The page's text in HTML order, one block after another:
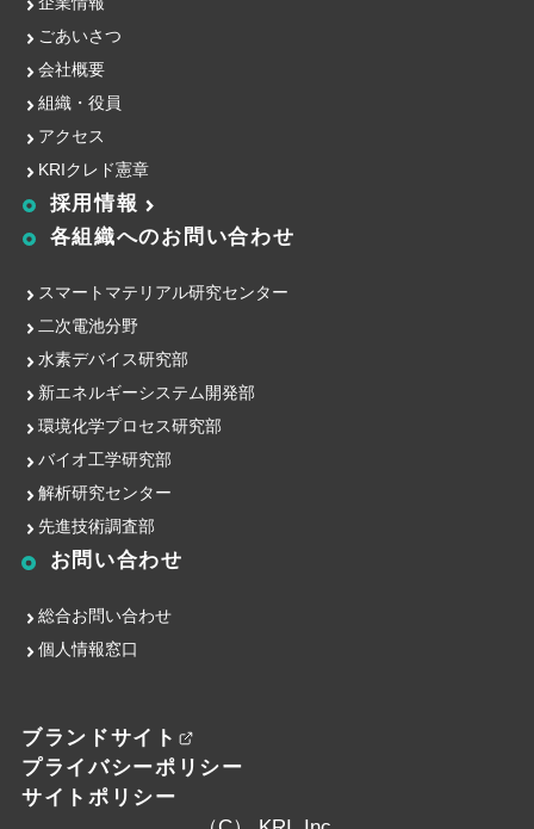
ごあいさつ
会社概要
組織・役員
アクセス
KRIクレド憲章
採用情報
各組織へのお問い合わせ
スマートマテリアル研究センター
二次電池分野
水素デバイス研究部
新エネルギーシステム開発部
環境化学プロセス研究部
バイオ工学研究部
解析研究センター
先進技術調査部
お問い合わせ
総合お問い合わせ
個人情報窓口
ブランドサイト
プライバシーポリシー
サイトポリシー